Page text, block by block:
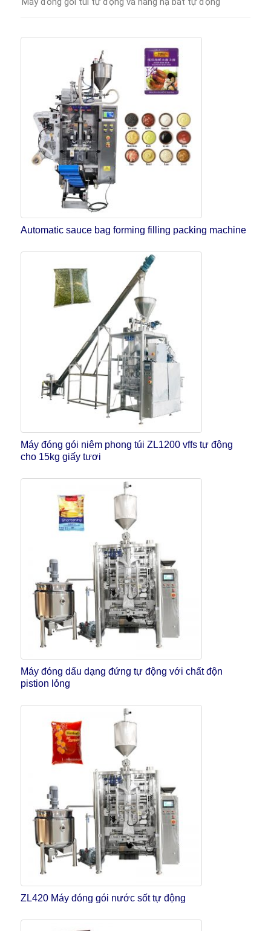
Automatic sauce bag forming filling packing machine
Máy đóng gói niêm phong túi ZL1200 vffs tự động
cho 15kg giấy tươi
Máy đóng dấu dạng đứng tự động với chất độn
pistion lỏng
ZL420 Máy đóng gói nước sốt tự động